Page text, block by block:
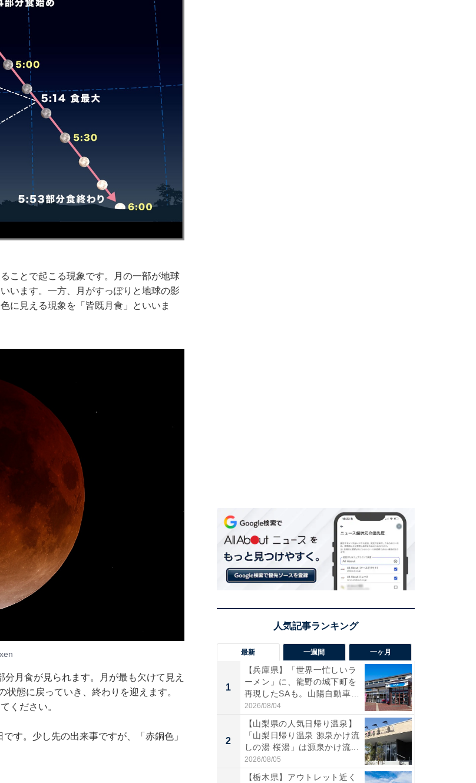
ことで起こる現象です。月の一部が地球
います。一方、月がすっぽりと地球の影
に見える現象を「皆既月食」といいま
月食が見られます。月が最も欠けて見え
態に戻っていき、終わりを迎えます。
ください。
す。少し先の出来事ですが、「赤銅色」
最新 一週間 一ヶ月
1
【兵庫県】「世界一忙しいラ
ーメン」に、龍野の城下町を
再現したSAも。山陽自動車
道...
2026/08/04
2
【山梨県の人気日帰り温泉】
「山梨日帰り温泉 源泉かけ流
しの湯 桜湯」は源泉かけ流...
2026/08/05
【栃木県】アウトレット近く